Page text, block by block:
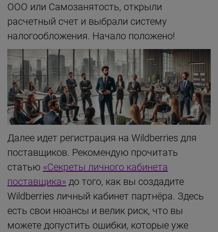
ООО или Самозанятость, открыли
расчетный счет и выбрали систему
налогообложения. Начало положено!
Далее идет регистрация на Wildberries для
поставщиков. Рекомендую прочитать
статью «Секреты личного кабинета
поставщика» до того, как вы создадите
Wildberries личный кабинет партнёра. Здесь
есть свои нюансы и велик риск, что вы
можете допустить ошибки, которые уже